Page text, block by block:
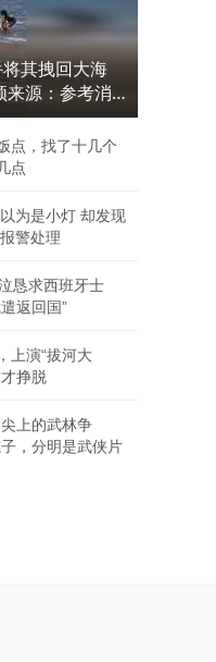
其拽回大海
来源：参考消
点，找了十几个
点
为是小灯 却发现
警处理
恳求西班牙士
返回国”
上演“拔河大
挣脱
上的武林争
，分明是武侠片